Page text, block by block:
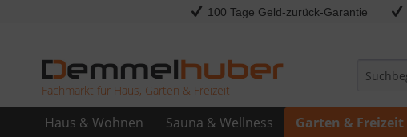
100 Tage Geld-zurück-Garantie
Fachmarkt für Haus, Garten & Freizeit
Haus & Wohnen Sauna & Wellness Garten & Freizeit